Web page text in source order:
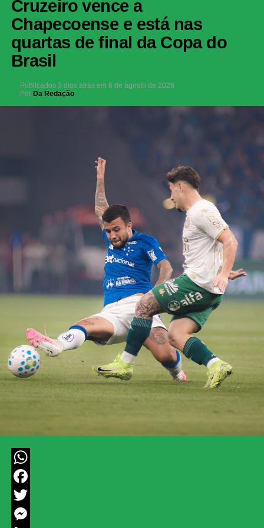
Cruzeiro vence a
Chapecoense e está nas
quartas de final da Copa do
Brasil
Publicados 3 dias atrás em 6 de agosto de 2026
Por Da Redação
WhatsApp
Facebook
Twitter